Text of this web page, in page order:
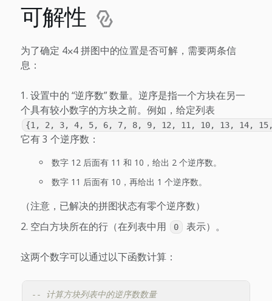
可解性
为了确定 4⨉4 拼图中的位置是否可解，需要两条信
息：
设置中的 “逆序数” 数量。逆序是指一个方块在另一
个具有较小数字的方块之前。例如，给定列表
{1, 2, 3, 4, 5, 6, 7, 8, 9, 12, 11, 10, 13, 14,
它有 3 个逆序数：
数字 12 后面有 11 和 10，给出 2 个逆序数。
数字 11 后面有 10，再给出 1 个逆序数。
（注意，已解决的拼图状态有零个逆序数）
空白方块所在的行（在列表中用
0 表示）。
这两个数字可以通过以下函数计算：
-- 计算方块列表中的逆序数数量